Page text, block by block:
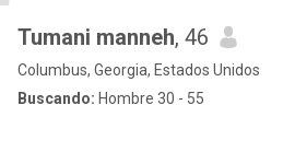
Tumani manneh, 46
Columbus, Georgia, Estados Unidos
Buscando: Hombre 30 - 55